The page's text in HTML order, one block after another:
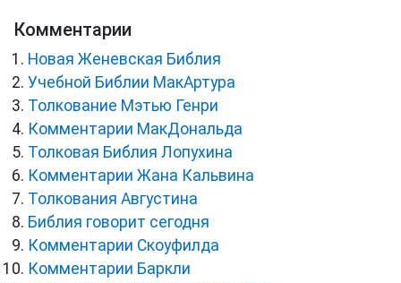
Комментарии
Новая Женевская Библия
Учебной Библии МакАртура
Толкование Мэтью Генри
Комментарии МакДональда
Толковая Библия Лопухина
Комментарии Жана Кальвина
Толкования Августина
Библия говорит сегодня
Комментарии Скоуфилда
Комментарии Баркли